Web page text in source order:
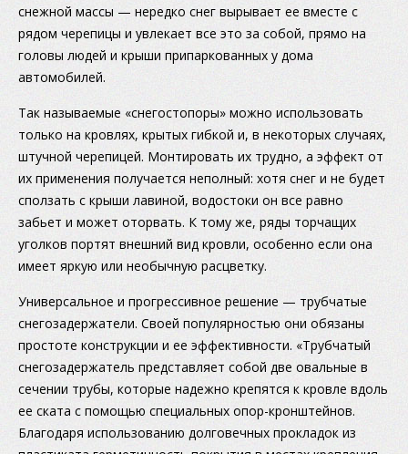
снежной массы — нередко снег вырывает ее вместе с
рядом черепицы и увлекает все это за собой, прямо на
головы людей и крыши припаркованных у дома
автомобилей.
Так называемые «снегостопоры» можно использовать
только на кровлях, крытых гибкой и, в некоторых случаях,
штучной черепицей. Монтировать их трудно, а эффект от
их применения получается неполный: хотя снег и не будет
сползать с крыши лавиной, водостоки он все равно
забьет и может оторвать. К тому же, ряды торчащих
уголков портят внешний вид кровли, особенно если она
имеет яркую или необычную расцветку.
Универсальное и прогрессивное решение — трубчатые
снегозадержатели. Своей популярностью они обязаны
простоте конструкции и ее эффективности. «Трубчатый
снегозадержатель представляет собой две овальные в
сечении трубы, которые надежно крепятся к кровле вдоль
ее ската с помощью специальных опор-кронштейнов.
Благодаря использованию долговечных прокладок из